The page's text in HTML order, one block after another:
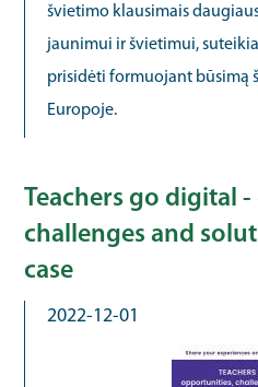
švietimo klausimais
jaunimui ir švietimui,
prisidėti formuojant būsimą
Europoje.
Teachers go digital
challenges and
case
2022-12-01